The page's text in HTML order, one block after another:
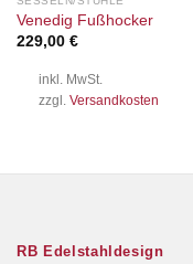
Venedig Fußhocker
229,00 €
inkl. MwSt.
zzgl. Versandkosten
RB Edelstahldesign